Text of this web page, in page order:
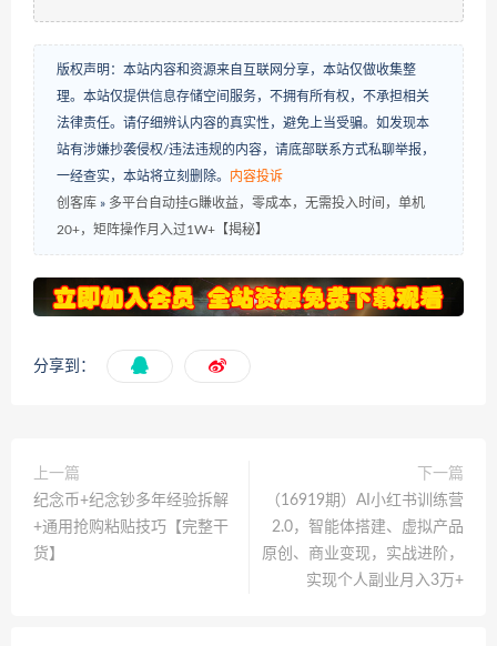
版权声明：本站内容和资源来自互联网分享，本站仅做收集整
理。本站仅提供信息存储空间服务，不拥有所有权，不承担相关
法律责任。请仔细辨认内容的真实性，避免上当受骗。如发现本
站有涉嫌抄袭侵权/违法违规的内容，请底部联系方式私聊举报，
一经查实，本站将立刻删除。 内容投诉
创客库 » 多平台自动挂G賺收益，零成本，无需投入时间，单机
20+，矩阵操作月入过1W+【揭秘】
分享到：
上一篇
纪念币+纪念钞多年经验拆解
+通用抢购粘贴技巧【完整干
货】
下一篇
（16919期）AI小红书训练营
2.0，智能体搭建、虚拟产品
原创、商业变现，实战进阶，
实现个人副业月入3万+